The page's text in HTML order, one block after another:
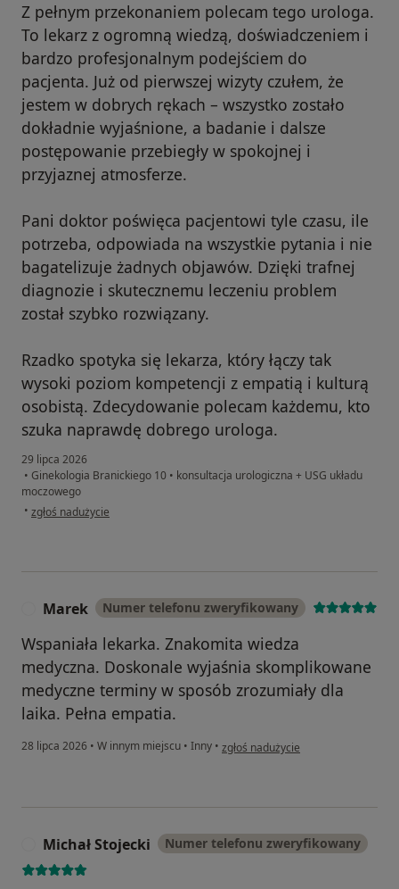
Z pełnym przekonaniem polecam tego urologa.
To lekarz z ogromną wiedzą, doświadczeniem i
bardzo profesjonalnym podejściem do
pacjenta. Już od pierwszej wizyty czułem, że
jestem w dobrych rękach – wszystko zostało
dokładnie wyjaśnione, a badanie i dalsze
postępowanie przebiegły w spokojnej i
przyjaznej atmosferze.
Pani doktor poświęca pacjentowi tyle czasu, ile
potrzeba, odpowiada na wszystkie pytania i nie
bagatelizuje żadnych objawów. Dzięki trafnej
diagnozie i skutecznemu leczeniu problem
został szybko rozwiązany.
Rzadko spotyka się lekarza, który łączy tak
wysoki poziom kompetencji z empatią i kulturą
osobistą. Zdecydowanie polecam każdemu, kto
szuka naprawdę dobrego urologa.
29 lipca 2026
• Ginekologia Branickiego 10 • konsultacja urologiczna + USG układu
moczowego
• w opinii użytkownika Piotr
zgłoś nadużycie
Marek Numer telefonu zweryfikowany
Wspaniała lekarka. Znakomita wiedza
medyczna. Doskonale wyjaśnia skomplikowane
medyczne terminy w sposób zrozumiały dla
laika. Pełna empatia.
28 lipca 2026 • W innym miejscu • Inny • w opinii użytkownika Marek
zgłoś nadużycie
Michał Stojecki Numer telefonu zweryfikowany